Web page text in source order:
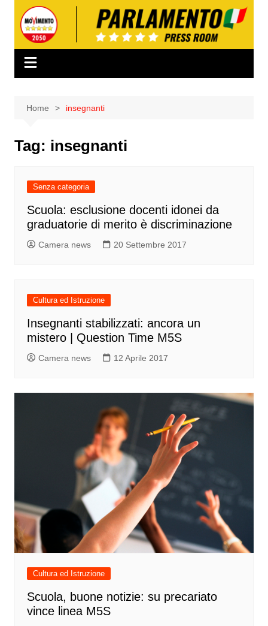
contenuto
Home insegnanti
Tag: insegnanti
Senza categoria
Scuola: esclusione docenti idonei da
graduatorie di merito è discriminazione
Camera news 20 Settembre 2017
Cultura ed Istruzione
Insegnanti stabilizzati: ancora un
mistero | Question Time M5S
Camera news 12 Aprile 2017
Cultura ed Istruzione
Scuola, buone notizie: su precariato
vince linea M5S